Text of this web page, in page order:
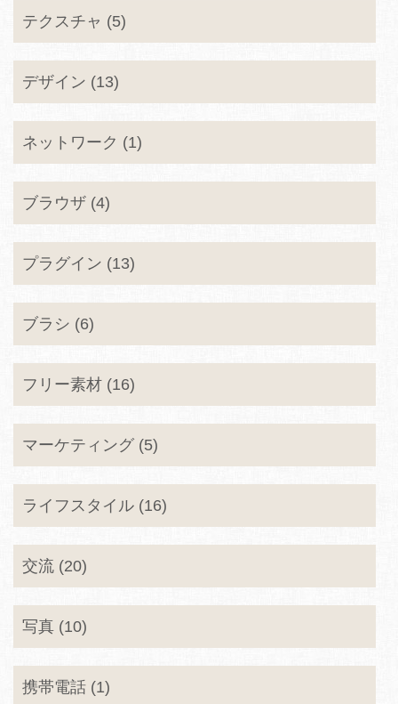
テクスチャ (5)
デザイン (13)
ネットワーク (1)
ブラウザ (4)
プラグイン (13)
ブラシ (6)
フリー素材 (16)
マーケティング (5)
ライフスタイル (16)
交流 (20)
写真 (10)
携帯電話 (1)